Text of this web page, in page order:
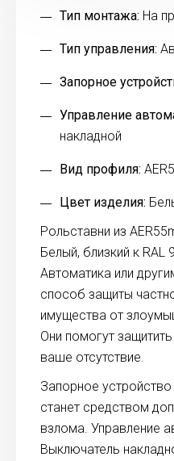
Тип монтажа: На
Тип управления:
Запорное
Управление
накладной
Вид профиля:
Цвет изделия:
Рольставни из
Белый, близкий к RAL
Автоматика или
способ защиты
имущества от
Они помогут
ваше отсутствие.
Запорное
станет средством
взлома. Управление
Выключатель